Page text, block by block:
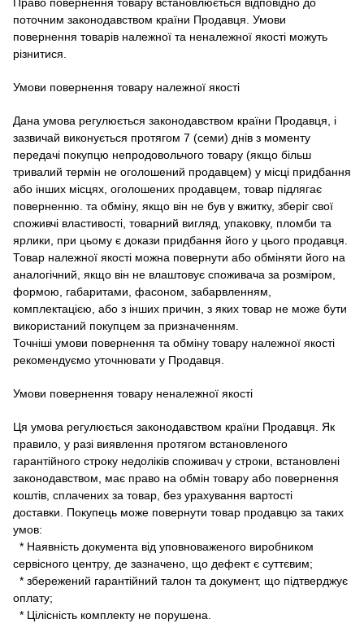
Право повернення товару встановлюється відповідно до
поточним законодавством країни Продавця. Умови
повернення товарів належної та неналежної якості можуть
різнитися.
Умови повернення товару належної якості
Дана умова регулюється законодавством країни Продавця, і
зазвичай виконується протягом 7 (семи) днів з моменту
передачі покупцю непродовольчого товару (якщо більш
тривалий термін не оголошений продавцем) у місці придбання
або інших місцях, оголошених продавцем, товар підлягає
поверненню. та обміну, якщо він не був у вжитку, зберіг свої
споживчі властивості, товарний вигляд, упаковку, пломби та
ярлики, при цьому є докази придбання його у цього продавця.
Товар належної якості можна повернути або обміняти його на
аналогічний, якщо він не влаштовує споживача за розміром,
формою, габаритами, фасоном, забарвленням,
комплектацією, або з інших причин, з яких товар не може бути
використаний покупцем за призначенням.
Точніші умови повернення та обміну товару належної якості
рекомендуємо уточнювати у Продавця.
Умови повернення товару неналежної якості
Ця умова регулюється законодавством країни Продавця. Як
правило, у разі виявлення протягом встановленого
гарантійного строку недоліків споживач у строки, встановлені
законодавством, має право на обмін товару або повернення
коштів, сплачених за товар, без урахування вартості
доставки. Покупець може повернути товар продавцю за таких
умов:
* Наявність документа від уповноваженого виробником
сервісного центру, де зазначено, що дефект є суттєвим;
* збережений гарантійний талон та документ, що підтверджує
оплату;
* Цілісність комплекту не порушена.